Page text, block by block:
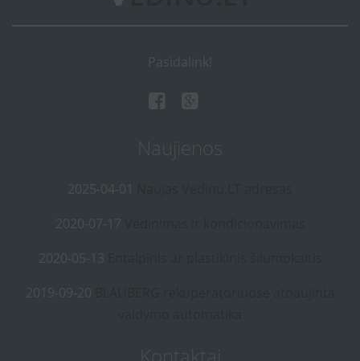
Pasidalink!
Naujienos
2025-04-01
2020-07-17
2020-05-13
2019-09-20